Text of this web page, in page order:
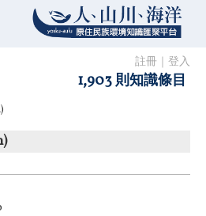
註冊 登入
1,903 則知識條目